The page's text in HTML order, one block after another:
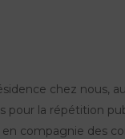
chez nous,
pour la répétition
compagnie des